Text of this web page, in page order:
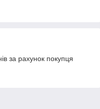
за рахунок покупця